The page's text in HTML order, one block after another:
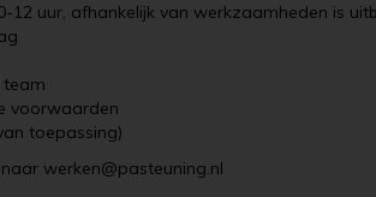
Uw
uur, afhankelijk van werkzaamheden is
team
voorwaarden
toepassing)
werken@pasteuning.nl